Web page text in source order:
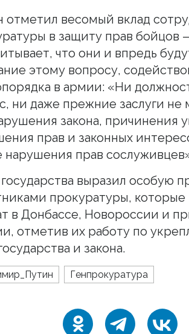
отметил весомый вклад
в защиту прав бойцов
что они и впредь
этому вопросу,
в армии: «Ни
ни даже прежние заслуги не
закона, причинения
прав и законных
нарушения прав
государства выразил особую
прокуратуры, которые
в Донбассе, Новороссии и
отметив их работу по
и закона.
Генпрокуратура